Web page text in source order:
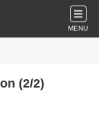
MENU
(2/2)